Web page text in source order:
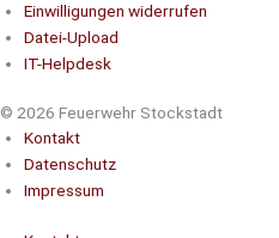
Einwilligungen widerrufen
Datei-Upload
IT-Helpdesk
© 2026 Feuerwehr Stockstadt
Kontakt
Datenschutz
Impressum